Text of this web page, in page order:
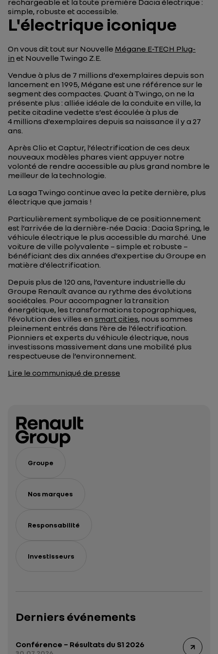
simple, robuste et accessible.
L'électrique iconique
On vous dit tout sur Nouvelle Mégane E-TECH Plug-
in et Nouvelle Twingo Z.E.
Vendue à plus de 7 millions d’exemplaires depuis son
lancement en 1995, Mégane est une référence sur le
segment des compactes. Quant à Twingo, on ne la
présente plus : alliée idéale de la conduite en ville, la
petite citadine vedette s’est écoulée à plus de
4 millions d’exemplaires depuis sa naissance il y a 27
ans.
Après Clio et Captur, l’électrification de ces deux
nouveaux modèles phares vient appuyer notre
volonté de rendre accessible au plus grand nombre le
meilleur de la technologie.
La saga Twingo continue avec la petite dernière, plus
électrique que jamais !
Particulièrement symbolique de ce positionnement
est l’arrivée de la dernière-née Dacia : Dacia Spring, le
véhicule électrique le plus accessible du marché. Une
voiture de ville polyvalente – simple et robuste –
bénéficiant des dix années d’expertise du Groupe en
matière d’électrification.
Depuis plus de 120 ans, l’aventure industrielle du
Groupe Renault avance au rythme des évolutions
sociétales. Pour accompagner la transition
énergétique, les transformations topographiques,
l’évolution des villes en smart cities, nous sommes
pleinement entrés dans l’ère de l’électrification.
Pionniers et experts du véhicule électrique, nous
investissons massivement dans une mobilité plus
respectueuse de l’environnement.
Lire le communiqué de presse
Groupe
Nos marques
Responsabilité
Investisseurs
Derniers événements
Conférence – Résultats du S1 2026